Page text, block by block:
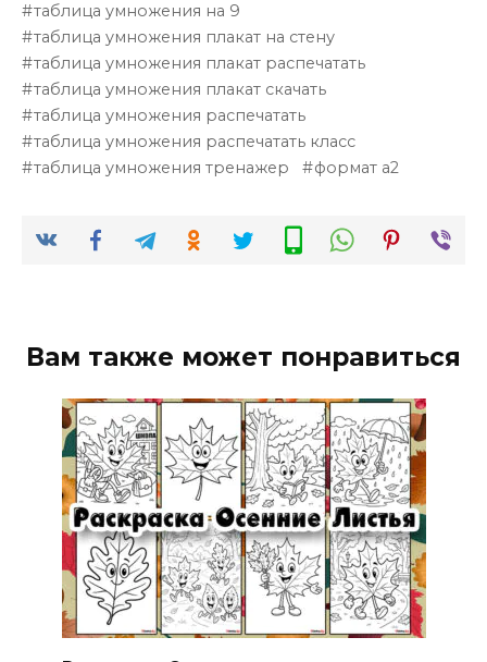
таблица умножения на 9
таблица умножения плакат на стену
таблица умножения плакат распечатать
таблица умножения плакат скачать
таблица умножения распечатать
таблица умножения распечатать класс
таблица умножения тренажер
формат а2
Вам также может понравиться